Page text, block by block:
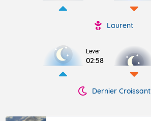
Laurent
Lever
02:58
Dernier Croissant